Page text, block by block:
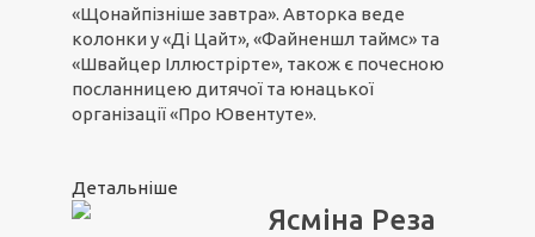
«Щонайпізніше завтра». Авторка веде
колонки у «Ді Цайт», «Файненшл таймс» та
«Швайцер Іллюстрірте», також є почесною
посланницею дитячої та юнацької
організації «Про Ювентуте».
Детальніше
Ясміна Реза